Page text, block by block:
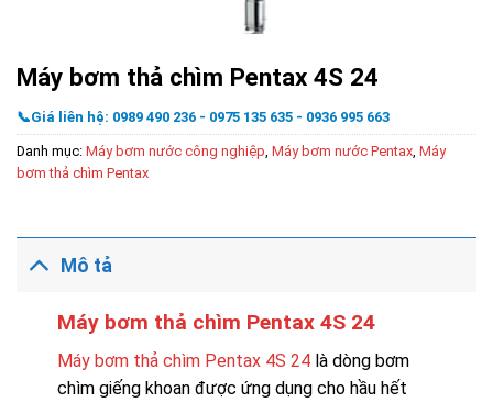
Máy bơm thả chìm Pentax 4S 24
📞Giá liên hệ: 0989 490 236 - 0975 135 635 - 0936 995 663
Danh mục: Máy bơm nước công nghiệp, Máy bơm nước Pentax, Máy
bơm thả chìm Pentax
Mô tả
Máy bơm thả chìm Pentax 4S 24
Máy bơm thả chìm Pentax 4S 24 là dòng bơm
chìm giếng khoan được ứng dụng cho hầu hết